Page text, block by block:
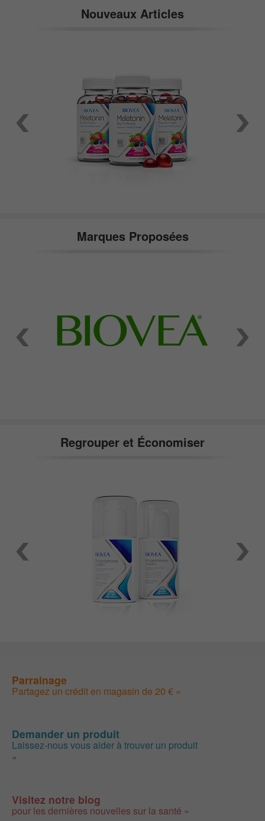
Nouveaux Articles
Marques Proposées
Regrouper et Économiser
Parrainage
Partagez un crédit en magasin de 20 € »
Demander un produit
Laissez-nous vous aider à trouver un produit
»
Visitez notre blog
pour les dernières nouvelles sur la santé »